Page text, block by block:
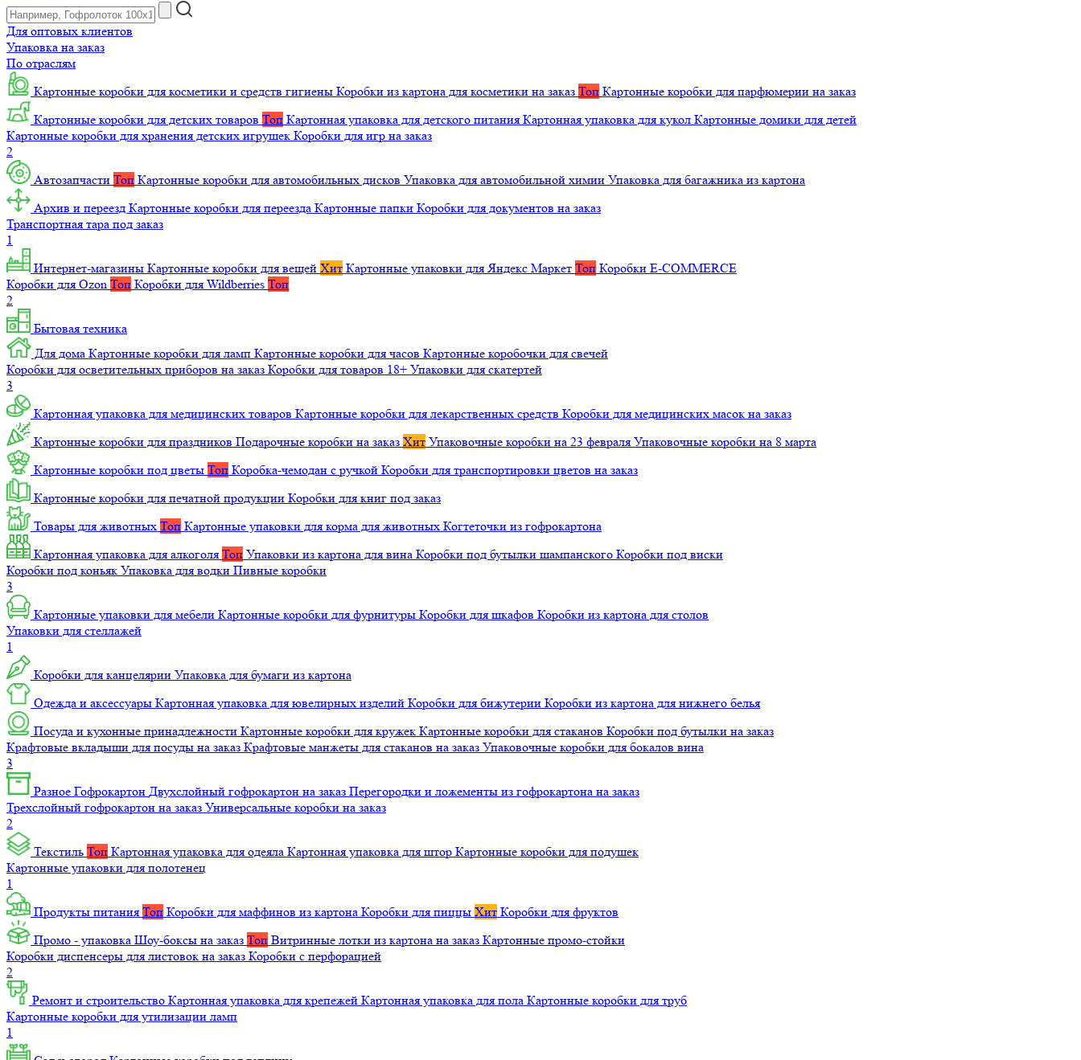
Для оптовых клиентов
Упаковка на заказ
По отраслям
Картонные коробки для косметики и средств гигиены Коробки из картона для косметики на заказ Топ Картонные коробки для парфюмерии на заказ
Картонные коробки для детских товаров Топ Картонная упаковка для детского питания Картонная упаковка для кукол Картонные домики для детей
Картонные коробки для хранения детских игрушек Коробки для игр на заказ
2
Автозапчасти Топ Картонные коробки для автомобильных дисков Упаковка для автомобильной химии Упаковка для багажника из картона
Архив и переезд Картонные коробки для переезда Картонные папки Коробки для документов на заказ
Транспортная тара под заказ
1
Интернет-магазины Картонные коробки для вещей Хит Картонные упаковки для Яндекс Маркет Топ Коробки E-COMMERCE
Коробки для Ozon Топ Коробки для Wildberries Топ
2
Бытовая техника
Для дома Картонные коробки для ламп Картонные коробки для часов Картонные коробочки для свечей
Коробки для осветительных приборов на заказ Коробки для товаров 18+ Упаковки для скатертей
3
Картонная упаковка для медицинских товаров Картонные коробки для лекарственных средств Коробки для медицинских масок на заказ
Картонные коробки для праздников Подарочные коробки на заказ Хит Упаковочные коробки на 23 февраля Упаковочные коробки на 8 марта
Картонные коробки под цветы Топ Коробка-чемодан с ручкой Коробки для транспортировки цветов на заказ
Картонные коробки для печатной продукции Коробки для книг под заказ
Товары для животных Топ Картонные упаковки для корма для животных Когтеточки из гофрокартона
Картонная упаковка для алкоголя Топ Упаковки из картона для вина Коробки под бутылки шампанского Коробки под виски
Коробки под коньяк Упаковка для водки Пивные коробки
3
Картонные упаковки для мебели Картонные коробки для фурнитуры Коробки для шкафов Коробки из картона для столов
Упаковки для стеллажей
1
Коробки для канцелярии Упаковка для бумаги из картона
Одежда и аксессуары Картонная упаковка для ювелирных изделий Коробки для бижутерии Коробки из картона для нижнего белья
Посуда и кухонные принадлежности Картонные коробки для кружек Картонные коробки для стаканов Коробки под бутылки на заказ
Крафтовые вкладыши для посуды на заказ Крафтовые манжеты для стаканов на заказ Упаковочные коробки для бокалов вина
3
Разное Гофрокартон Двухслойный гофрокартон на заказ Перегородки и ложементы из гофрокартона на заказ
Трехслойный гофрокартон на заказ Универсальные коробки на заказ
2
Текстиль Топ Картонная упаковка для одеяла Картонная упаковка для штор Картонные коробки для подушек
Картонные упаковки для полотенец
1
Продукты питания Топ Коробки для маффинов из картона Коробки для пиццы Хит Коробки для фруктов
Промо - упаковка Шоу-боксы на заказ Топ Витринные лотки из картона на заказ Картонные промо-стойки
Коробки диспенсеры для листовок на заказ Коробки с перфорацией
2
Ремонт и строительство Картонная упаковка для крепежей Картонная упаковка для пола Картонные коробки для труб
Картонные коробки для утилизации ламп
1